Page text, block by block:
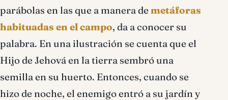
parábolas en las que a manera de metáforas
habituadas en el campo, da a conocer su
palabra. En una ilustración se cuenta que el
Hijo de Jehová en la tierra sembró una
semilla en su huerto. Entonces, cuando se
hizo de noche, el enemigo entró a su jardín y